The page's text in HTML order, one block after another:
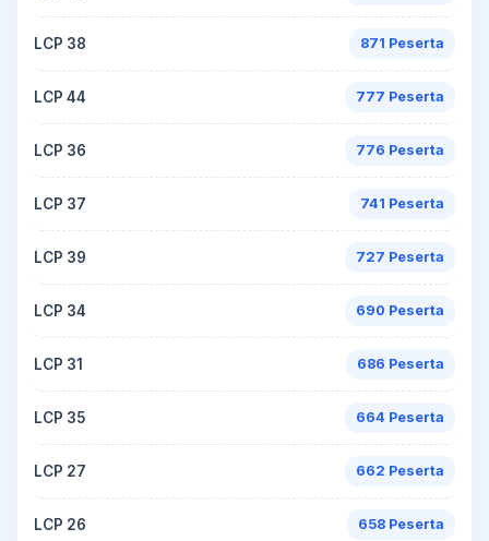
LCP 38 871 Peserta
LCP 44 777 Peserta
LCP 36 776 Peserta
LCP 37 741 Peserta
LCP 39 727 Peserta
LCP 34 690 Peserta
LCP 31 686 Peserta
LCP 35 664 Peserta
LCP 27 662 Peserta
LCP 26 658 Peserta